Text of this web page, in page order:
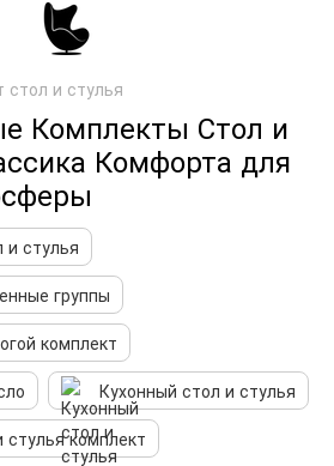
стол и стулья
Комплекты Стол и
Комфорта для
стулья
группы
комплект
Кухонный стол и стулья
комплект